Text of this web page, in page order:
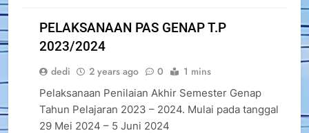
BERITA
PELAKSANAAN PAS GENAP T.P
2023/2024
dedi 2 years ago 0 1 mins
Pelaksanaan Penilaian Akhir Semester Genap
Tahun Pelajaran 2023 – 2024. Mulai pada tanggal
29 Mei 2024 – 5 Juni 2024